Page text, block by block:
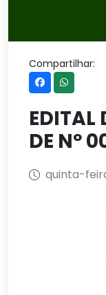
Compartilhar:
EDITAL
DE Nº
quinta-